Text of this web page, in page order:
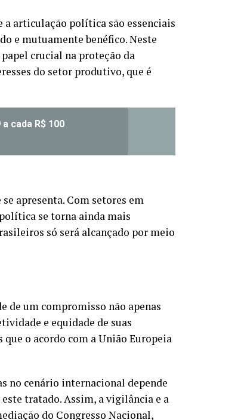
a articulação política são essenciais
e mutuamente benéfico. Neste
crucial na proteção da
do setor produtivo, que é
cada R$ 100
apresenta. Com setores em
se torna ainda mais
só será alcançado por meio
de um compromisso não apenas
e equidade de suas
o acordo com a União Europeia
no cenário internacional depende
tratado. Assim, a vigilância e a
do Congresso Nacional,